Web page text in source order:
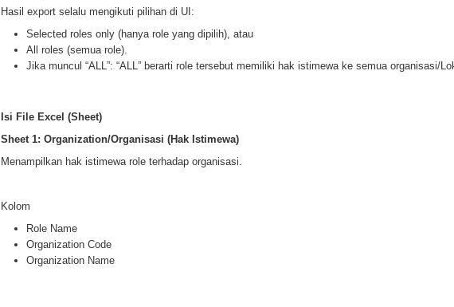
Hasil export selalu mengikuti pilihan di UI:
Selected roles only (hanya role yang dipilih), atau
All roles (semua role).
Jika muncul “ALL”: “ALL” berarti role tersebut memiliki hak istimewa ke semua organisasi/
Isi File Excel (Sheet)
Sheet 1: Organization/Organisasi (Hak Istimewa)
Menampilkan hak istimewa role terhadap organisasi.
Kolom
Role Name
Organization Code
Organization Name